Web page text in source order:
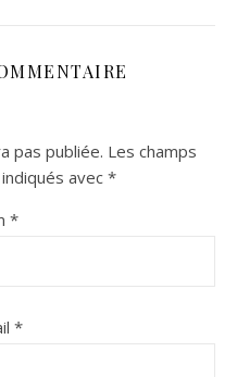
pas publiée. Les champs
avec *
*
*